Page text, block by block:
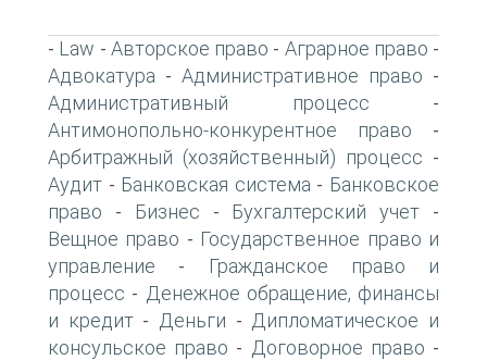
- Law - Авторское право - Аграрное право -
Адвокатура - Административное право -
Административный процесс -
Антимонопольно-конкурентное право -
Арбитражный (хозяйственный) процесс -
Аудит - Банковская система - Банковское
право - Бизнес - Бухгалтерский учет -
Вещное право - Государственное право и
управление -
Гражданское право и
процесс - Денежное обращение, финансы
и кредит- Деньги - Дипломатическое и
консульское право - Договорное право -